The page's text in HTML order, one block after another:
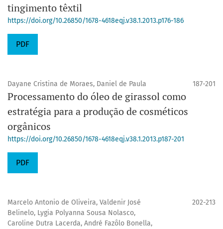
tingimento têxtil
https://doi.org/10.26850/1678-4618eqj.v38.1.2013.p176-186
PDF
Dayane Cristina de Moraes, Daniel de Paula 187-201
Processamento do óleo de girassol como
estratégia para a produção de cosméticos
orgânicos
https://doi.org/10.26850/1678-4618eqj.v38.1.2013.p187-201
PDF
Marcelo Antonio de Oliveira, Valdenir José
Belinelo, Lygia Polyanna Sousa Nolasco,
Caroline Dutra Lacerda, André Fazôlo Bonella,
202-213